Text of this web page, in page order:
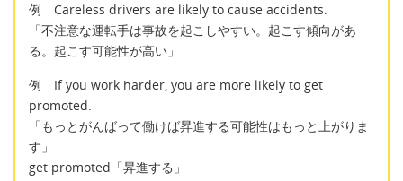
例 Careless drivers are likely to cause accidents.
「不注意な運転手は事故を起こしやすい。起こす傾向があ
る。起こす可能性が高い」
例 If you work harder, you are more likely to get
promoted.
「もっとがんばって働けば昇進する可能性はもっと上がりま
す」
get promoted「昇進する」